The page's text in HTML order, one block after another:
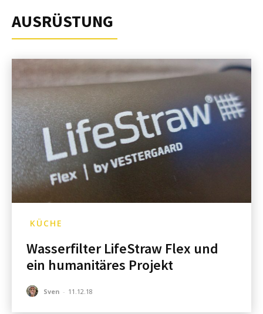
AUSRÜSTUNG
KÜCHE
Wasserfilter LifeStraw Flex und
ein humanitäres Projekt
Sven - 11.12.18